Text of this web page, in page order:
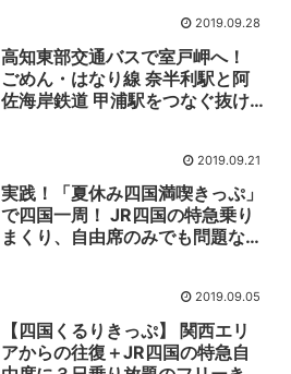
2019.09.28
高知東部交通バスで室戸岬へ！
ごめん・はなり線 奈半利駅と阿
佐海岸鉄道 甲浦駅をつなぐ抜け
2019.09.21
実践！「夏休み四国満喫きっぷ」
で四国一周！ JR四国の特急乗り
まくり、自由席のみでも問題な
2019.09.05
【四国くるりきっぷ】 関西エリ
アからの往復＋JR四国の特急自